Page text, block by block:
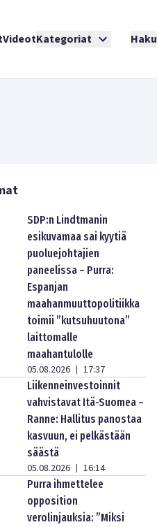
VideotKategoriat Haku
SDP:n Lindtmanin
esikuvamaa sai kyytiä
puoluejohtajien
paneelissa – Purra:
Espanjan
maahanmuuttopolitiikka
toimii ”kutsuhuutona”
laittomalle
maahantulolle
05.08.2026 | 17:37
Liikenneinvestoinnit
vahvistavat Itä-Suomea –
Ranne: Hallitus panostaa
kasvuun, ei pelkästään
säästä
05.08.2026 | 16:14
Purra ihmettelee
opposition
verolinjauksia: ”Miksi